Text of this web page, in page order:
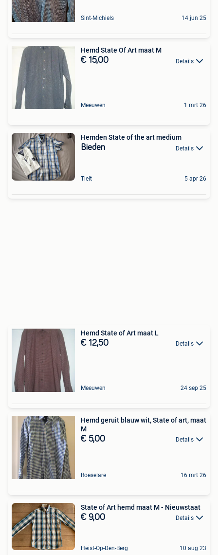
Sint-Michiels 14 jun 25
Hemd State Of Art maat M
€ 15,00 Details
Meeuwen 1 mrt 26
Hemden State of the art medium
Bieden Details
Tielt 5 apr 26
Hemd State of Art maat L
€ 12,50 Details
Meeuwen 24 sep 25
Hemd geruit blauw wit, State of art, maat
M
€ 5,00 Details
Roeselare 16 mrt 26
State of Art hemd maat M - Nieuwstaat
€ 9,00 Details
Heist-Op-Den-Berg 10 aug 23